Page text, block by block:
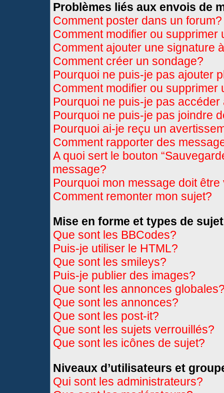
Problèmes liés aux envois de
Comment poster dans un forum?
Comment modifier ou supprimer
Comment ajouter une signature
Comment créer un sondage?
Pourquoi ne puis-je pas ajouter
Comment modifier ou supprimer
Pourquoi ne puis-je pas accéder
Pourquoi ne puis-je pas joindre
Pourquoi ai-je reçu un
Comment rapporter des
A quoi sert le bouton
message?
Pourquoi mon message doit être
Comment remonter mon sujet?
Mise en forme et types de sujet
Que sont les BBCodes?
Puis-je utiliser le HTML?
Que sont les smileys?
Puis-je publier des images?
Que sont les annonces
Que sont les annonces?
Que sont les post-it?
Que sont les sujets verrouillés?
Que sont les icônes de sujet?
Niveaux d’utilisateurs et
Qui sont les administrateurs?